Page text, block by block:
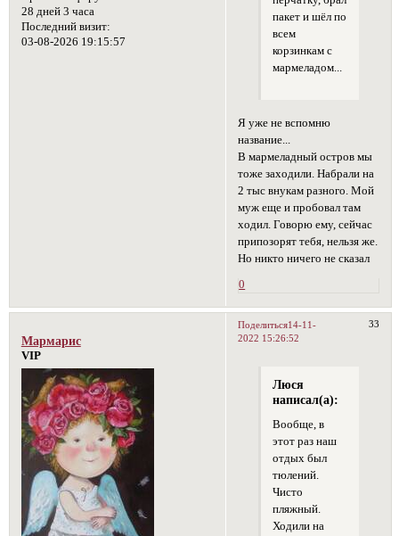
28 дней 3 часа
Последний визит:
03-08-2026 19:15:57
пакет и шёл по
всем
корзинкам с
мармеладом...
Я уже не вспомню
название...
В мармеладный остров мы
тоже заходили. Набрали на
2 тыс внукам разного. Мой
муж еще и пробовал там
ходил. Говорю ему, сейчас
припозорят тебя, нельзя же.
Но никто ничего не сказал
0
Поделиться 33
14-11-
2022 15:26:52
Мармарис
VIP
Люся
написал(а):
Вообще, в
этот раз наш
отдых был
тюлений.
Чисто
пляжный.
Ходили на